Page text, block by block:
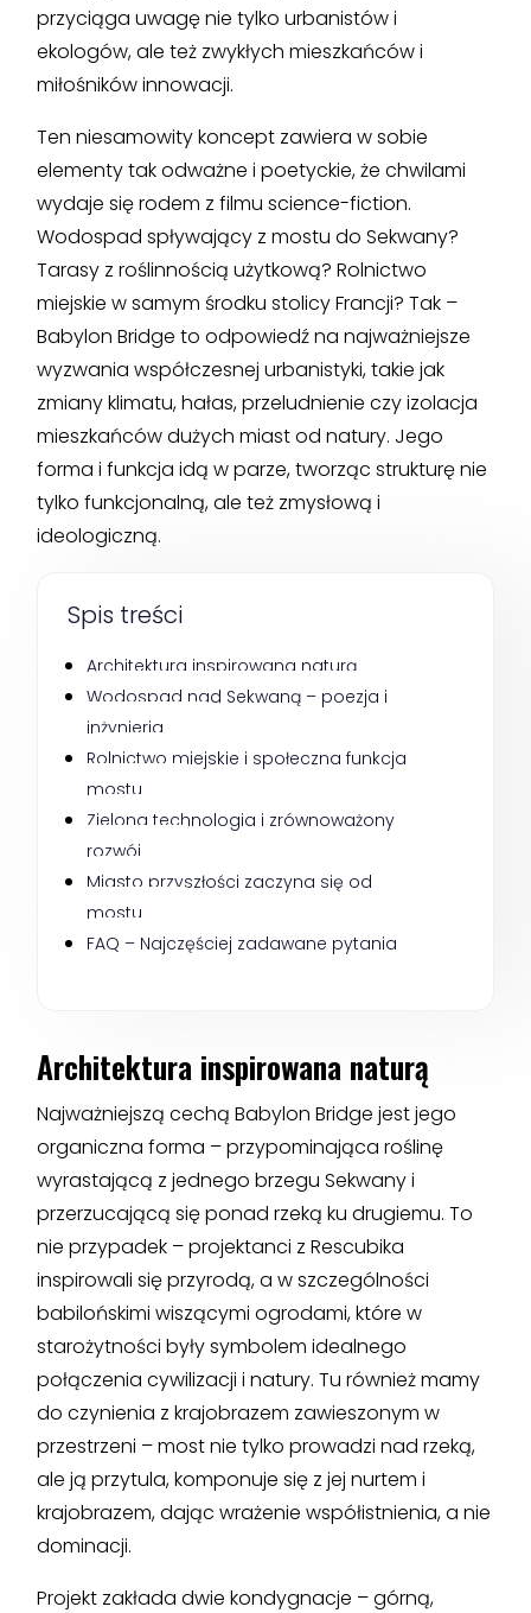
przyciąga uwagę nie tylko urbanistów i
ekologów, ale też zwykłych mieszkańców i
miłośników innowacji.
Ten niesamowity koncept zawiera w sobie
elementy tak odważne i poetyckie, że chwilami
wydaje się rodem z filmu science-fiction.
Wodospad spływający z mostu do Sekwany?
Tarasy z roślinnością użytkową? Rolnictwo
miejskie w samym środku stolicy Francji? Tak –
Babylon Bridge to odpowiedź na najważniejsze
wyzwania współczesnej urbanistyki, takie jak
zmiany klimatu, hałas, przeludnienie czy izolacja
mieszkańców dużych miast od natury. Jego
forma i funkcja idą w parze, tworząc strukturę nie
tylko funkcjonalną, ale też zmysłową i
ideologiczną.
Spis treści
Architektura inspirowana naturą
Wodospad nad Sekwaną – poezja i
inżynieria
Rolnictwo miejskie i społeczna funkcja
mostu
Zielona technologia i zrównoważony
rozwój
Miasto przyszłości zaczyna się od
mostu
FAQ – Najczęściej zadawane pytania
Architektura inspirowana naturą
Najważniejszą cechą Babylon Bridge jest jego
organiczna forma – przypominająca roślinę
wyrastającą z jednego brzegu Sekwany i
przerzucającą się ponad rzeką ku drugiemu. To
nie przypadek – projektanci z Rescubika
inspirowali się przyrodą, a w szczególności
babilońskimi wiszącymi ogrodami, które w
starożytności były symbolem idealnego
połączenia cywilizacji i natury. Tu również mamy
do czynienia z krajobrazem zawieszonym w
przestrzeni – most nie tylko prowadzi nad rzeką,
ale ją przytula, komponuje się z jej nurtem i
krajobrazem, dając wrażenie współistnienia, a nie
dominacji.
Projekt zakłada dwie kondygnacje – górną,